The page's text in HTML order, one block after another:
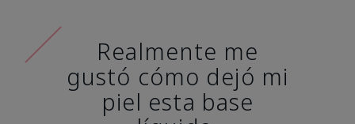
Realmente me
gustó cómo dejó mi
piel esta base